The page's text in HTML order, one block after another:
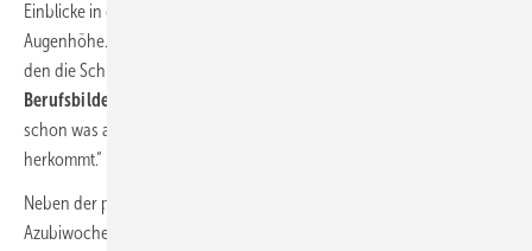
Einblicke in die Arbeitswelt und förderte den Austausch auf
Augenhöhe. „Was auf jeden Fall wertvoll ist, ist der Bezug zum Produkt,
den die Schüler hier gewinnen“, stellte
Berufsbildende Schulen Osterholz-Scharmbeck,
schon was aus, mal zu sehen, wo das, womit sie tagtäglich arbeiten,
herkommt.“
Neben der praxisnahen Wissensvermittlung geht es bei der
Azubiwoche um mehr: Berufe sollen erlebbar gemacht, Interesse